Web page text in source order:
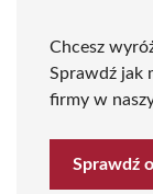
Chcesz
Sprawdź jak
firmy w
Sprawdź